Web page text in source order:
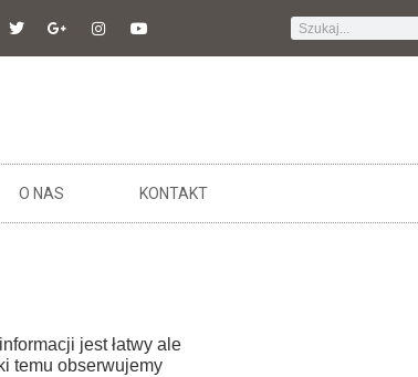
O NAS KONTAKT
jest łatwy ale
temu obserwujemy